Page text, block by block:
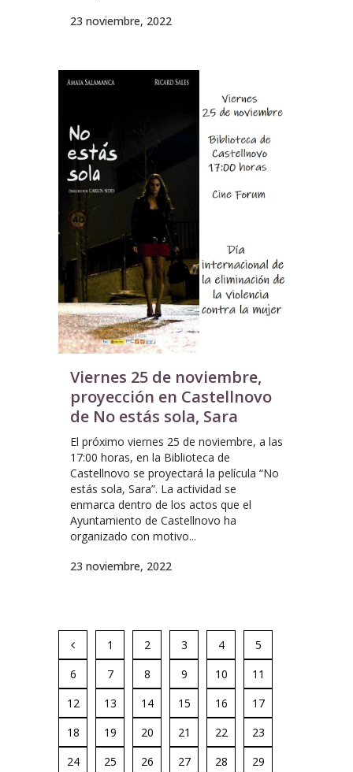
23 noviembre, 2022
Viernes 25 de noviembre,
proyección en Castellnovo
de No estás sola, Sara
El próximo viernes 25 de noviembre, a las
17:00 horas, en la Biblioteca de
Castellnovo se proyectará la película “No
estás sola, Sara”. La actividad se
enmarca dentro de los actos que el
Ayuntamiento de Castellnovo ha
organizado con motivo...
23 noviembre, 2022
1 2 3 4
5
6
7 8 9 10
11
12
13 14 15 16
17
18
19 20 21 22
23
24
25 26 27 28
29